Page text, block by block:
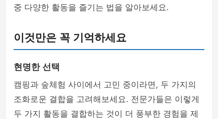
중 다양한 활동을 즐기는 법을 알아보세요.
이것만은 꼭 기억하세요
현명한 선택
캠핑과 숲체험 사이에서 고민 중이라면, 두 가지의
조화로운 결합을 고려해보세요. 전문가들은 이렇게
두 가지 활동을 결합하는 것이 더 풍부한 경험을 제